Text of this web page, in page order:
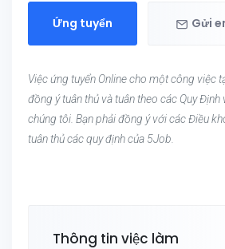
Ứng tuyển Gửi
Việc ứng tuyển Online cho một công việc
đồng ý tuân thủ và tuân theo các Quy Định
chúng tôi. Bạn phải đồng ý với các Điều
tuân thủ các quy định của 5Job.
Thông tin việc làm